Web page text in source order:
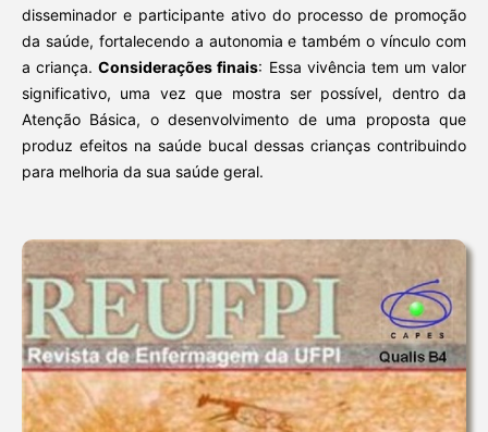
disseminador e participante ativo do processo de promoção
da saúde, fortalecendo a autonomia e também o vínculo com
a criança.Considerações finais: Essa vivência tem um valor
significativo, uma vez que mostra ser possível, dentro da
Atenção Básica, o desenvolvimento de uma proposta que
produz efeitos na saúde bucal dessas crianças contribuindo
para melhoria da sua saúde geral.